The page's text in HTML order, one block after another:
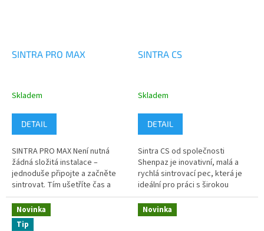
SINTRA PRO MAX
Skladem
DETAIL
SINTRA PRO MAX Není nutná
žádná složitá instalace –
jednoduše připojte a začněte
sintrovat. Tím ušetříte čas a
rychle začnete pracovat. S
maximální teplotou až 1800 °C
a...
SINTRA CS
Skladem
DETAIL
Sintra CS od společnosti
Shenpaz je inovativní, malá a
rychlá sintrovací pec, která je
ideální pro práci s širokou
škálou zirkoniových materiálů.
Tato moderní pec nabízí...
Novinka
Tip
Novinka